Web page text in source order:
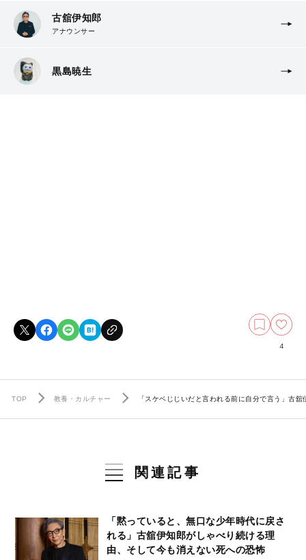
古舘伊知郎
アナウンサー
黒島暁生
4
TOP 教養・カルチャー 「スケベじじいだと言われる前に自分で言う」古
関連記事
「黙っていると、無口な少年時代に戻さ
れる」古舘伊知郎がしゃべり続ける理
由、そして今も消えない死への恐怖